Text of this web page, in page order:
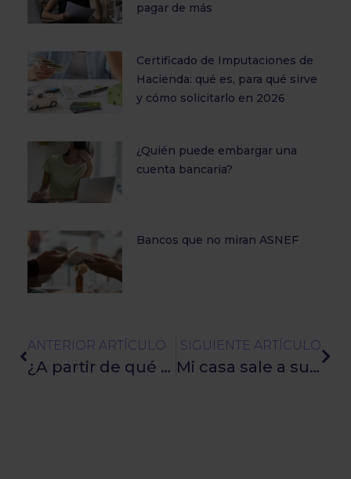
pagar de más
Certificado de Imputaciones de
Hacienda: qué es, para qué sirve
y cómo solicitarlo en 2026
¿Quién puede embargar una
cuenta bancaria?
Bancos que no miran ASNEF
ANTERIOR ARTÍCULO
¿A partir de qué deuda te pueden embargar?
SIGUIENTE ARTÍCULO
Mi casa sale a subasta ¿Qué puedo hacer?